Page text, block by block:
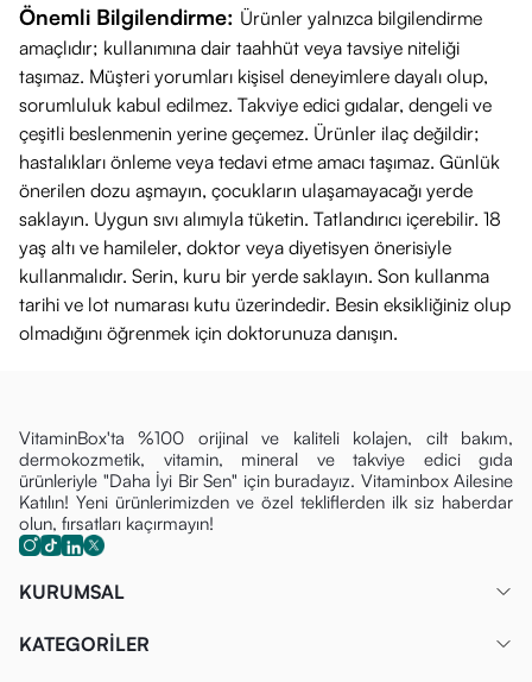
Önemli Bilgilendirme: Ürünler yalnızca bilgilendirme
amaçlıdır; kullanımına dair taahhüt veya tavsiye niteliği
taşımaz. Müşteri yorumları kişisel deneyimlere dayalı olup,
sorumluluk kabul edilmez. Takviye edici gıdalar, dengeli ve
çeşitli beslenmenin yerine geçemez. Ürünler ilaç değildir;
hastalıkları önleme veya tedavi etme amacı taşımaz. Günlük
önerilen dozu aşmayın, çocukların ulaşamayacağı yerde
saklayın. Uygun sıvı alımıyla tüketin. Tatlandırıcı içerebilir. 18
yaş altı ve hamileler, doktor veya diyetisyen önerisiyle
kullanmalıdır. Serin, kuru bir yerde saklayın. Son kullanma
tarihi ve lot numarası kutu üzerindedir. Besin eksikliğiniz olup
olmadığını öğrenmek için doktorunuza danışın.
VitaminBox'ta %100 orijinal ve kaliteli kolajen, cilt bakım,
dermokozmetik, vitamin, mineral ve takviye edici gıda
ürünleriyle "Daha İyi Bir Sen" için buradayız. Vitaminbox Ailesine
Katılın! Yeni ürünlerimizden ve özel tekliflerden ilk siz haberdar
olun, fırsatları kaçırmayın!
KURUMSAL
KATEGORİLER